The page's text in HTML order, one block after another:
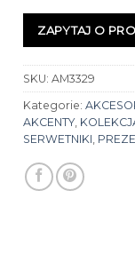
ZAPYTAJ O
SKU:AM3329
Kategorie:
AKCENTY,
SERWETNIKI